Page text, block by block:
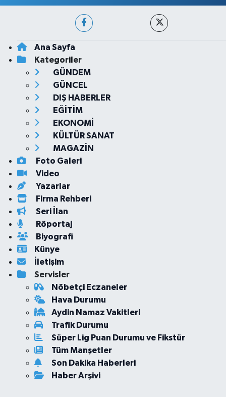
Ana Sayfa
Kategoriler
GÜNDEM
GÜNCEL
DIŞ HABERLER
EĞİTİM
EKONOMİ
KÜLTÜR SANAT
MAGAZİN
Foto Galeri
Video
Yazarlar
Firma Rehberi
Seri İlan
Röportaj
Biyografi
Künye
İletişim
Servisler
Nöbetçi Eczaneler
Hava Durumu
Aydin Namaz Vakitleri
Trafik Durumu
Süper Lig Puan Durumu ve Fikstür
Tüm Manşetler
Son Dakika Haberleri
Haber Arşivi